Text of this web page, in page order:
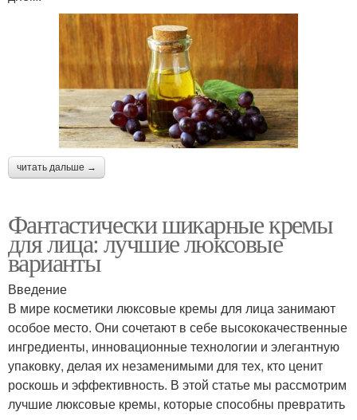
читать дальше →
Фантастически шикарные кремы
для лица: лучшие люксовые
варианты
Введение
В мире косметики люксовые кремы для лица занимают
особое место. Они сочетают в себе высококачественные
ингредиенты, инновационные технологии и элегантную
упаковку, делая их незаменимыми для тех, кто ценит
роскошь и эффективность. В этой статье мы рассмотрим
лучшие люксовые кремы, которые способны превратить